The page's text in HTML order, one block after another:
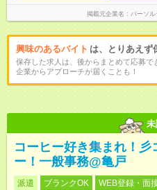
掲載元企業名 パーソル
興味のあるバイト は、とりあえず
保存した求人は、後からまとめて応募で
企業からアプローチが届くことも！
コーヒー好き集まれ！彡
ー！一般事務@亀戸
派遣 ブランクOK WEB登録・面